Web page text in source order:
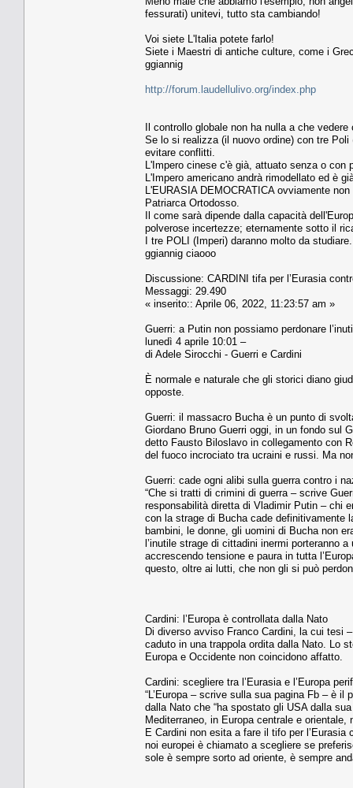
fessurati) unitevi, tutto sta cambiando!
Voi siete L'Italia potete farlo!
Siete i Maestri di antiche culture, come i
ggiannig
http://forum.laudellulivo.org/index.php
Il controllo globale non ha nulla a che
Se lo si realizza (il nuovo ordine) con tre
evitare conflitti.
L'Impero cinese c'è già, attuato senza o
L'Impero americano andrà rimodellato ed è
L'EURASIA DEMOCRATICA ovviamente
Patriarca Ortodosso.
Il come sarà dipende dalla capacità
polverose incertezze; eternamente sotto il
I tre POLI (Imperi) daranno molto da studiare.
ggiannig ciaooo
Discussione: CARDINI tifa per l’Eurasia
Messaggi: 29.490
« inserito:: Aprile 06, 2022, 11:23:57 am »
Guerri: a Putin non possiamo perdonare
lunedì 4 aprile 10:01 –
di Adele Sirocchi - Guerri e Cardini
È normale e naturale che gli storici diano
opposte.
Guerri: il massacro Bucha è un punto di
Giordano Bruno Guerri oggi, in un fondo sul
detto Fausto Biloslavo in collegamento con
del fuoco incrociato tra ucraini e russi. Ma
Guerri: cade ogni alibi sulla guerra contro i
“Che si tratti di crimini di guerra – scrive
responsabilità diretta di Vladimir Putin – chi
con la strage di Bucha cade definitivamente
bambini, le donne, gli uomini di Bucha non
l’inutile strage di cittadini inermi porteranno
accrescendo tensione e paura in tutta
questo, oltre ai lutti, che non gli si può
Cardini: l’Europa è controllata dalla Nato
Di diverso avviso Franco Cardini, la cui tesi
caduto in una trappola ordita dalla Nato. Lo
Europa e Occidente non coincidono affatto.
Cardini: scegliere tra l’Eurasia e l’Europa
“L’Europa – scrive sulla sua pagina Fb – è
dalla Nato che “ha spostato gli USA dalla
Mediterraneo, in Europa centrale e orientale,
E Cardini non esita a fare il tifo per l’Eurasia
noi europei è chiamato a scegliere se
sole è sempre sorto ad oriente, è sempre